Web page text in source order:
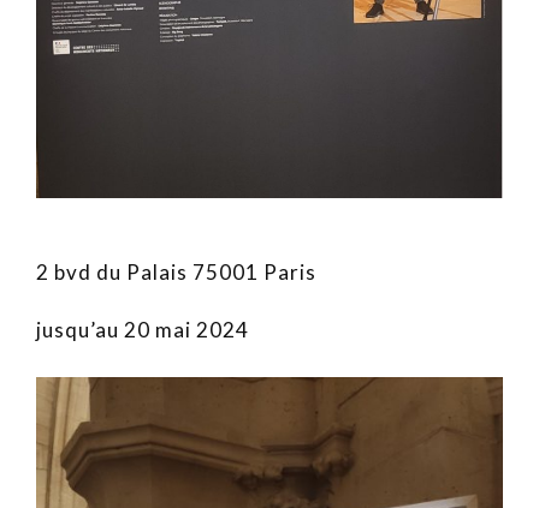
2 bvd du Palais 75001 Paris
jusqu’au 20 mai 2024